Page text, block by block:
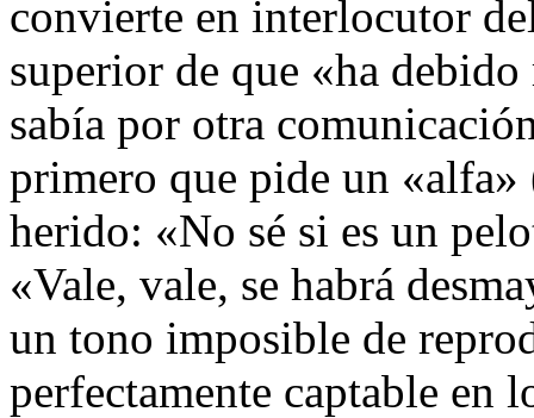
convierte en interlocutor
superior de que «ha
sabía por otra
primero que pide un «alfa»
herido: «No sé si es un
«Vale, vale, se habrá
un tono imposible de
perfectamente captable en